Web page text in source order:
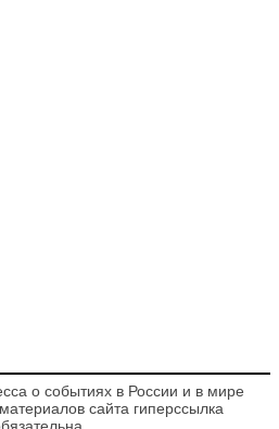
о событиях в России и в мире
сайта гиперссылка